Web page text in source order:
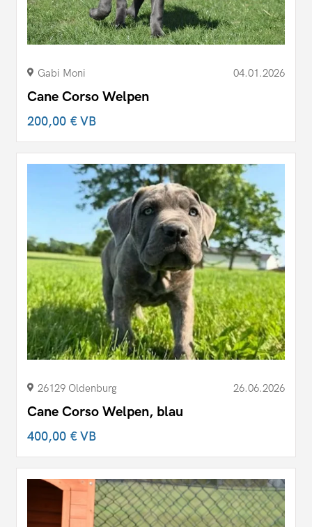
Gabi Moni 04.01.2026
Cane Corso Welpen
200,00 €VB
26129 Oldenburg 26.06.2026
Cane Corso Welpen, blau
400,00 €VB